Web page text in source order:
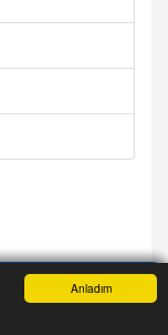
Anladım
İhbar Hattı Menu